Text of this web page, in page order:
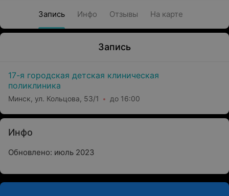
Запись Инфо Отзывы На карте
Запись
17-я городская детская клиническая
поликлиника
Минск, ул. Кольцова, 53/1 до 16:00
Инфо
Обновлено: июль 2023